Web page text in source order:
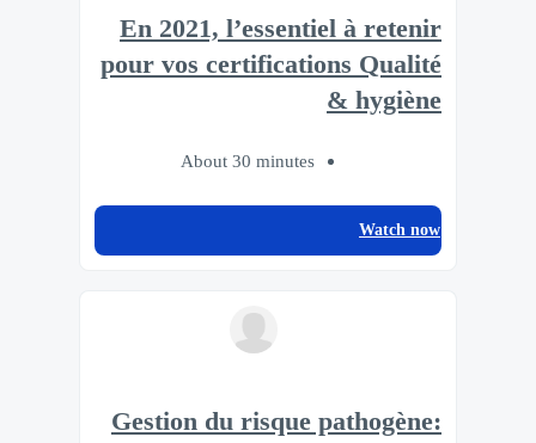
En 2021, l’essentiel à retenir
pour vos certifications Qualité
& hygiène
About 30 minutes
Watch now
Gestion du risque pathogène: